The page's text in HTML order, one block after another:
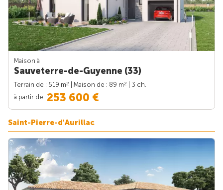
Maison à
Sauveterre-de-Guyenne (33)
Terrain de : 519 m2 | Maison de : 89 m2
| 3 ch.
à partir de 253 600 €
Saint-Pierre-d'Aurillac